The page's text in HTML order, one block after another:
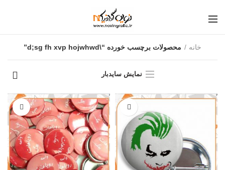
خانه محصولات برچسب خورده “\d;sg fh xvp hojwhwd”
نمایش سایدبار